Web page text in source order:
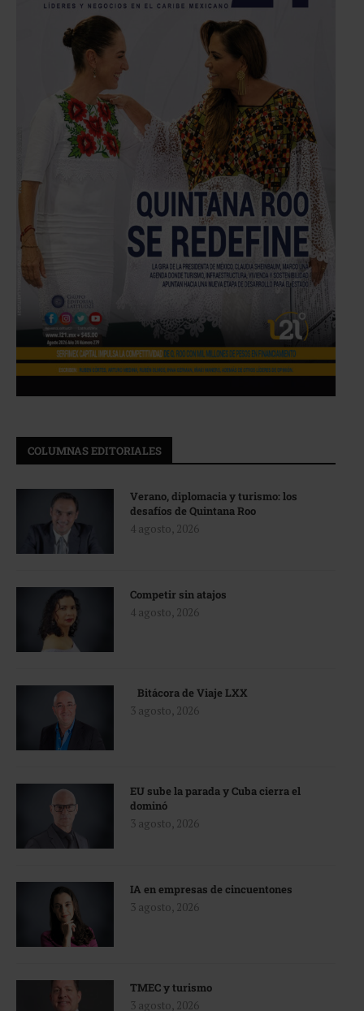
COLUMNAS EDITORIALES
Verano, diplomacia y turismo: los
desafíos de Quintana Roo
4 agosto, 2026
Competir sin atajos
4 agosto, 2026
Bitácora de Viaje LXX
3 agosto, 2026
EU sube la parada y Cuba cierra el
dominó
3 agosto, 2026
IA en empresas de cincuentones
3 agosto, 2026
TMEC y turismo
3 agosto, 2026